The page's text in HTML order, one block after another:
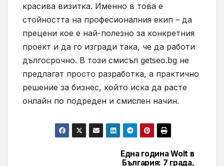
красива визитка. Именно в това е
стойността на професионалния екип – да
прецени кое е най-полезно за конкретния
проект и да го изгради така, че да работи
дългосрочно. В този смисъл getseo.bg не
предлагат просто разработка, а практично
решение за бизнес, който иска да расте
онлайн по подреден и смислен начин.
Една година Wolt в
България: 7 града,